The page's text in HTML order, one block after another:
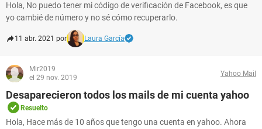
Hola, No puedo tener mi código de verificación de Facebook, es que
yo cambié de número y no sé cómo recuperarlo.
11 abr. 2021 por Laura García
Mir2019
el 29 nov. 2019
Yahoo Mail
Desaparecieron todos los mails de mi cuenta yahoo
Resuelto
Hola, Hace más de 10 años que tengo una cuenta en yahoo. Ahora